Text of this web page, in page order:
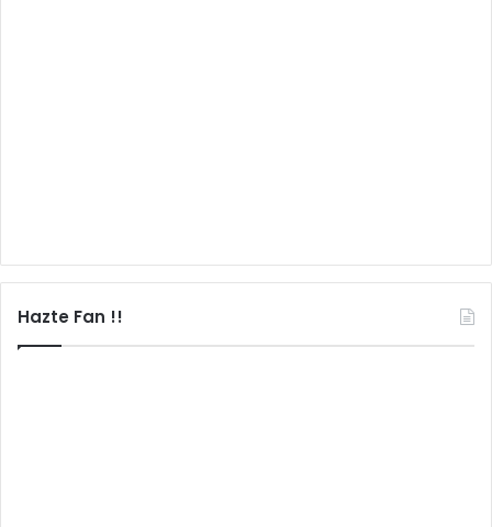
Hazte Fan !!